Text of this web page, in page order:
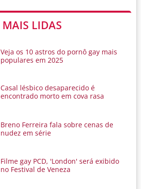
MAIS LIDAS
Veja os 10 astros do pornô gay mais
populares em 2025
Casal lésbico desaparecido é
encontrado morto em cova rasa
Breno Ferreira fala sobre cenas de
nudez em série
Filme gay PCD, 'London' será exibido
no Festival de Veneza